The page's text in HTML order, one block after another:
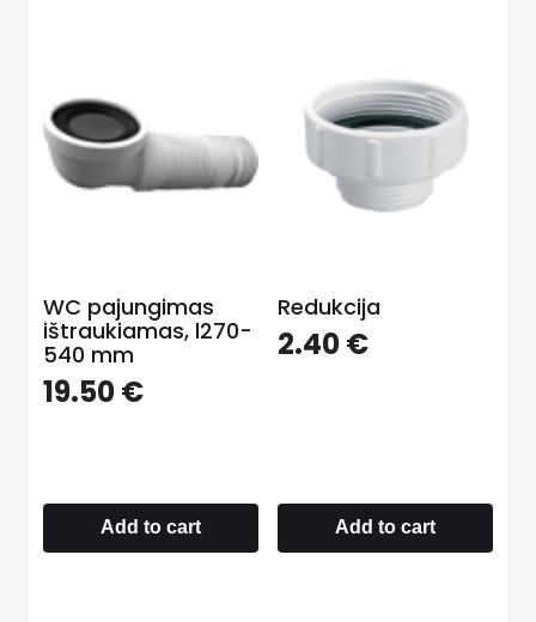
WC pajungimas
ištraukiamas, l270-
540 mm
19.50€
Add to cart
Redukcija
2.40€
Add to cart